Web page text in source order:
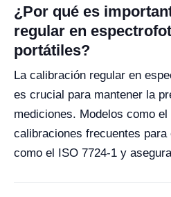
¿Por qué es
regular en
portátiles?
La calibración regular en
es crucial para mantener la
mediciones. Modelos como
calibraciones frecuentes
como el ISO 7724-1 y